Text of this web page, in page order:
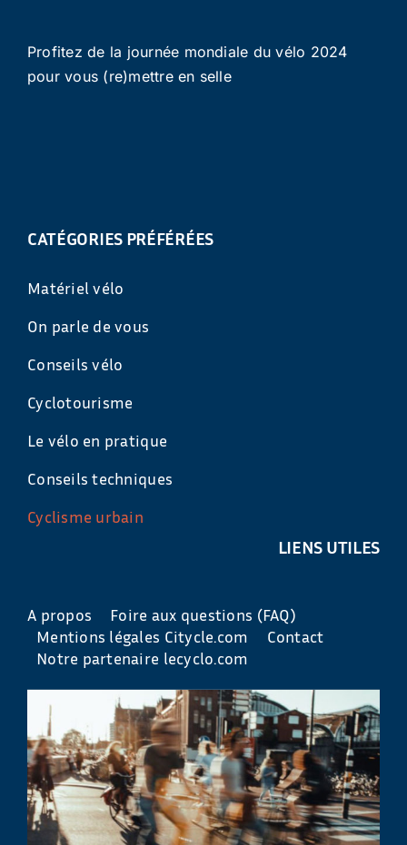
Profitez de la journée mondiale du vélo 2024
pour vous (re)mettre en selle
CATÉGORIES PRÉFÉRÉES
Matériel vélo
On parle de vous
Conseils vélo
Cyclotourisme
Le vélo en pratique
Conseils techniques
Cyclisme urbain
LIENS UTILES
A propos
Foire aux questions (FAQ)
Mentions légales Citycle.com
Contact
Notre partenaire lecyclo.com